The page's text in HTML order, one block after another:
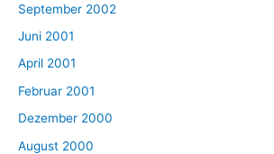
September 2002
Juni 2001
April 2001
Februar 2001
Dezember 2000
August 2000